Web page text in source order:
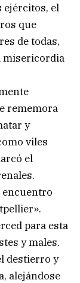
ejércitos, el
que
de todas,
misericordia
rememora
y
viles
el
encuentro
para esta
y males.
destierro y
alejándose